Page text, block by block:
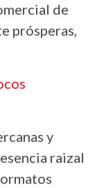
de
prósperas,
y
raizal